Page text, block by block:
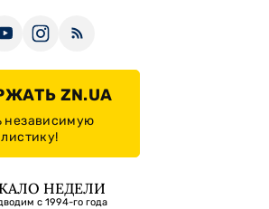
ZN.UA
независимую
НЕДЕЛИ
с 1994-го года